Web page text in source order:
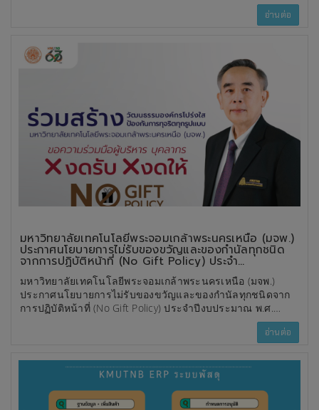
อ่านต่อ
มหาวิทยาลัยเทคโนโลยีพระจอมเกล้าพระนครเหนือ (มจพ.)
ประกาศนโยบายการไม่รับของขวัญและของกำนัลทุกชนิด
จากการปฏิบัติหน้าที่ (No Gift Policy) ประจำ
ปีงบประมาณ พ.ศ. 2569
มหาวิทยาลัยเทคโนโลยีพระจอมเกล้าพระนครเหนือ (มจพ.)
ประกาศนโยบายการไม่รับของขวัญและของกำนัลทุกชนิดจาก
การปฏิบัติหน้าที่ (No Gift Policy) ประจำปีงบประมาณ พ.ศ.
2569 เพื่อแสดงเจตนารมณ์ในการส่งเสริมความโปร่งใส ป้องกัน
การทุจริต และสร้างวัฒนธรรมองค์กรที่ยึดมั่นในหลักธรรมาภิ
งดรับของขวัญ ของกำนัล หรือผลประโยชน์อื่นใดจากการปฏิบัติ
หน้าที่ ทั้งก่อน ขณะ และหลังการปฏิบัติหน้าที่ เพื่อป้องกันการ
เกิดผลประโยชน์ทับซ้อน รวมถึงลดความเสี่ยงต่อการประพฤติมิ
ชอบในทุกรูปแบบ
อ่านต่อ